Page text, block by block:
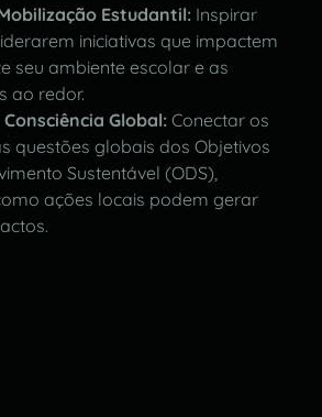
Estudantil:Inspirar
iniciativas que impactem
seu ambiente escolar e as
ao redor.
Global:Conectar os
questões globais dos Objetivos
Sustentável (ODS),
ações locais podem gerar